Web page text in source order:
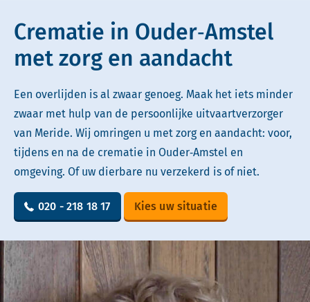
Crematie in Ouder‑Amstel
met zorg en aandacht
Een overlijden is al zwaar genoeg. Maak het iets minder
zwaar met hulp van de persoonlijke uitvaartverzorger
van Meride. Wij omringen u met zorg en aandacht: voor,
tijdens en na de crematie in Ouder‑Amstel en
omgeving. Of uw dierbare nu verzekerd is of niet.
020 - 218 18 17 Kies uw situatie